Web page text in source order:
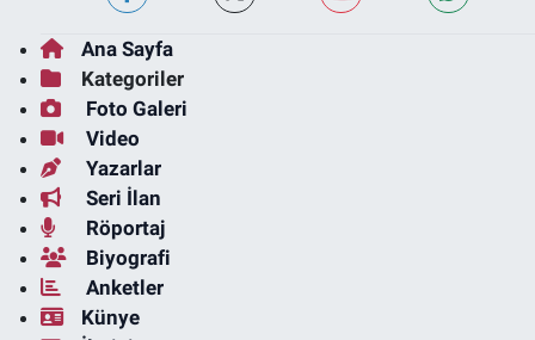
Ana Sayfa
Kategoriler
Foto Galeri
Video
Yazarlar
Seri İlan
Röportaj
Biyografi
Anketler
Künye